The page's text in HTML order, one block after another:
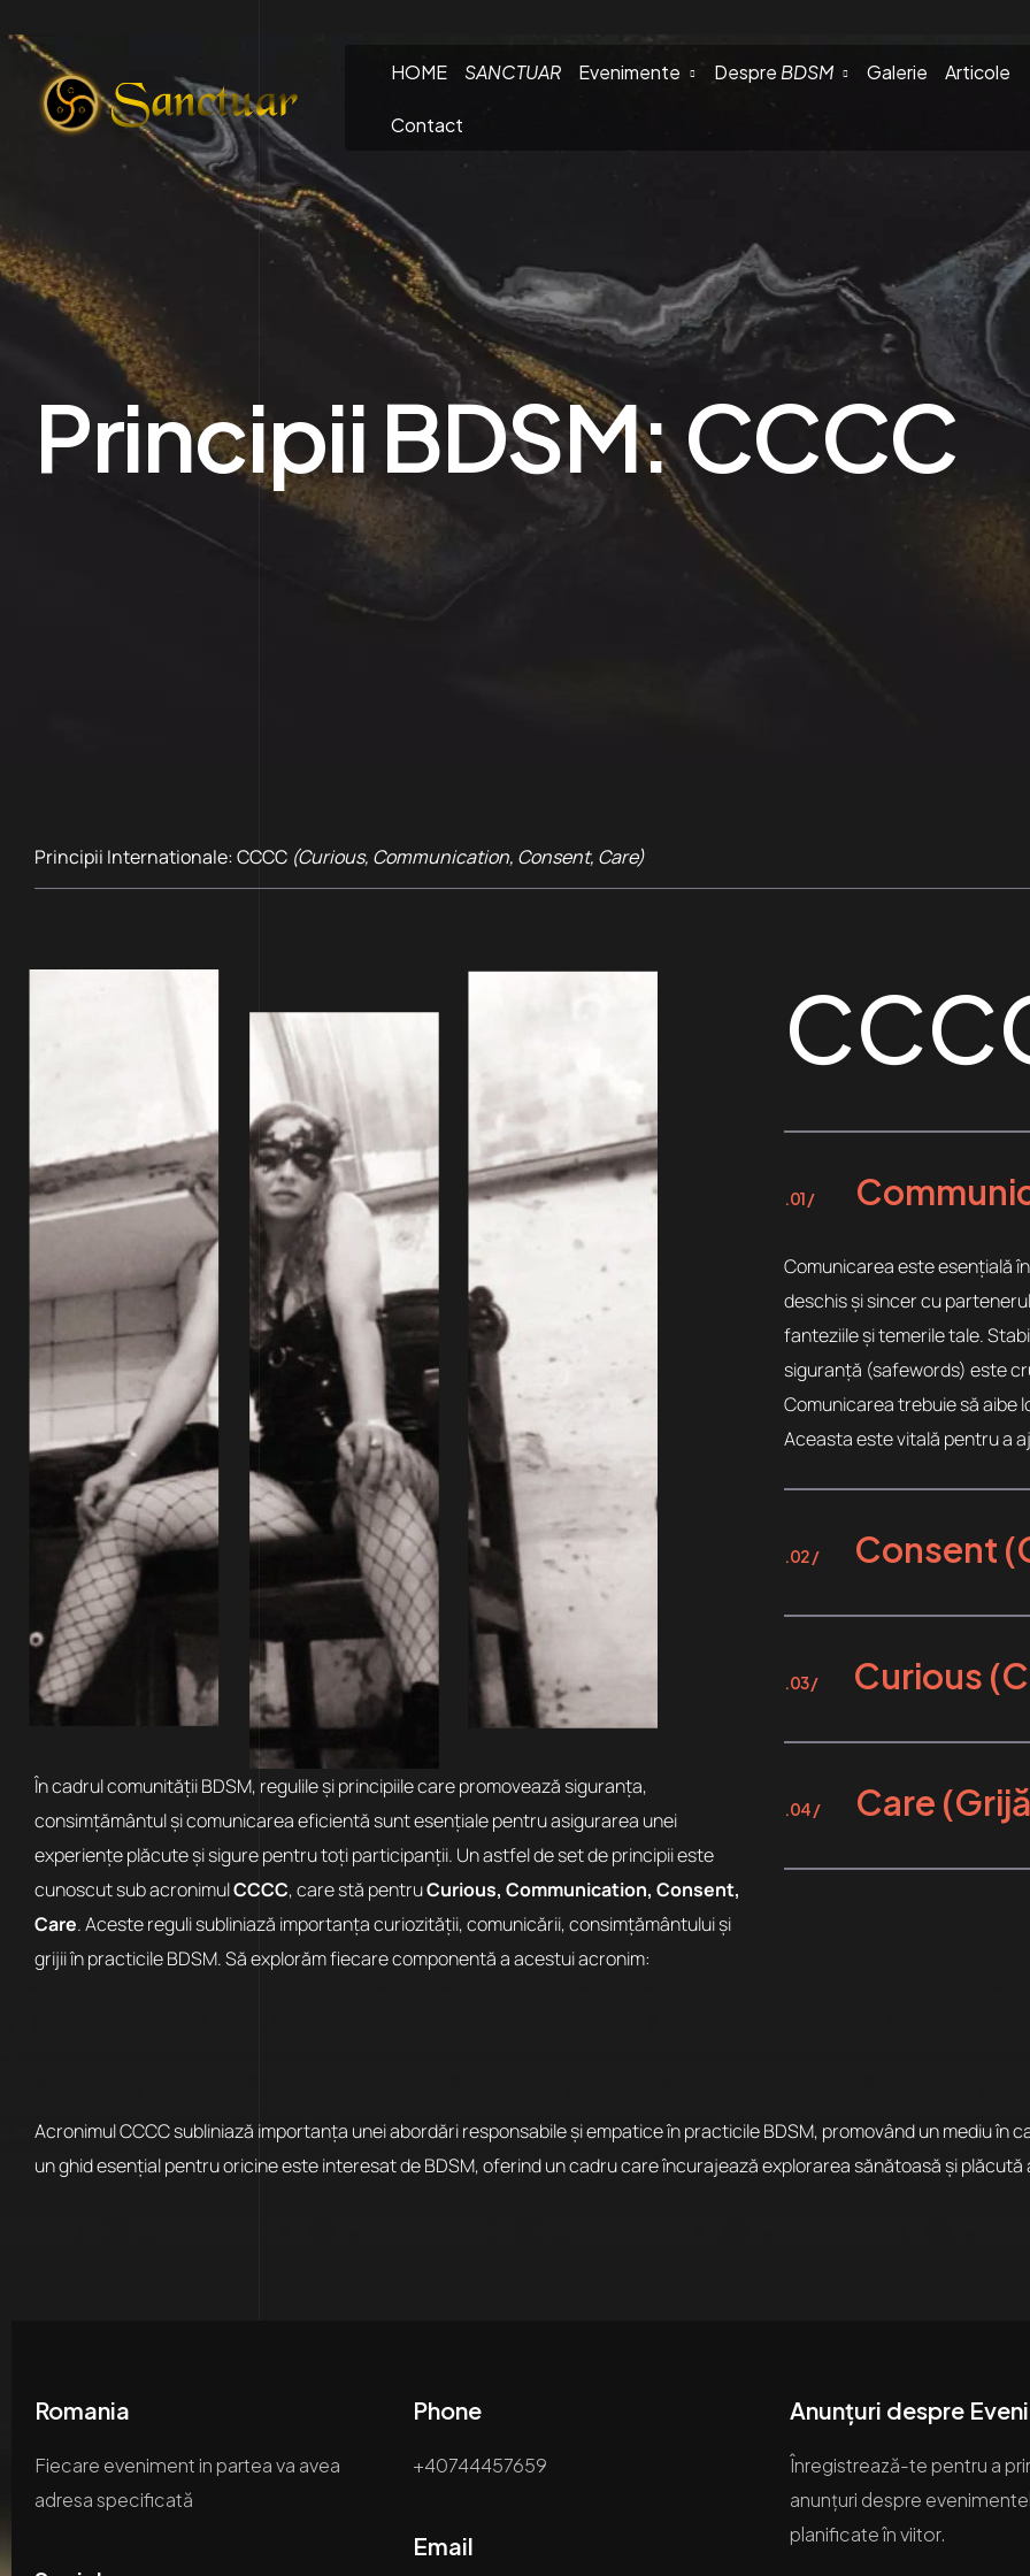
HOME SANCTUAR Evenimente Despre BDSM Galerie Articole
Contact
Principii BDSM: CCCC
Principii Internationale: CCCC (Curious, Communication, Consent, Care)
În cadrul comunității BDSM, regulile și principiile care promovează siguranța,
consimțământul și comunicarea eficientă sunt esențiale pentru asigurarea unei
experiențe plăcute și sigure pentru toți participanții. Un astfel de set de principii este
cunoscut sub acronimulCCCC, care stă pentruCurious, Communication, Consent,
Care. Aceste reguli subliniază importanța curiozității, comunicării, consimțământului și
grijii în practicile BDSM. Să explorăm fiecare componentă a acestui acronim:
.01 /
Comunicarea este esențială
deschis și sincer cu
fanteziile și temerile tale.
siguranță (safewords) este
Comunicarea trebuie să aibe
Aceasta este vitală pentru a
.02 / Consent
.03 / Curious
.04 / Care
Acronimul CCCC subliniază importanța unei abordări responsabile și empatice în practicile BDSM, promovând un mediu
un ghid esențial pentru oricine este interesat de BDSM, oferind un cadru care încurajează explorarea sănătoasă și
Romania
Fiecare eveniment in partea va avea
adresa specificată
Phone
+40744457659
Email
Anunțuri despre
Înregistrează-te pentru a
anunțuri despre
planificate în viitor.